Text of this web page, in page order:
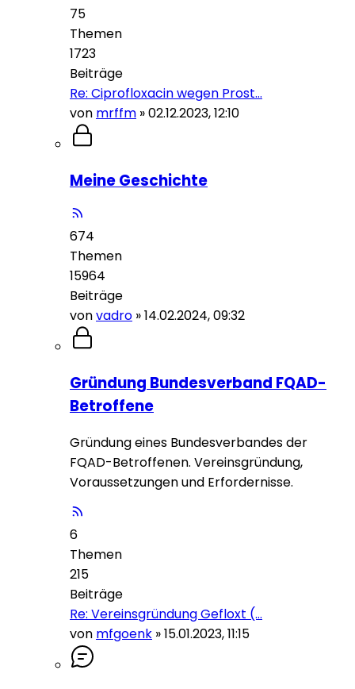
75
Themen
1723
Beiträge
Re: Ciprofloxacin wegen Prost…
von mrffm »02.12.2023, 12:10
Meine Geschichte
674
Themen
15964
Beiträge
vonvadro »14.02.2024, 09:32
Gründung Bundesverband FQAD-
Betroffene
Gründung eines Bundesverbandes der
FQAD-Betroffenen. Vereinsgründung,
Voraussetzungen und Erfordernisse.
6
Themen
215
Beiträge
Re: Vereinsgründung Gefloxt (…
von mfgoenk »15.01.2023, 11:15